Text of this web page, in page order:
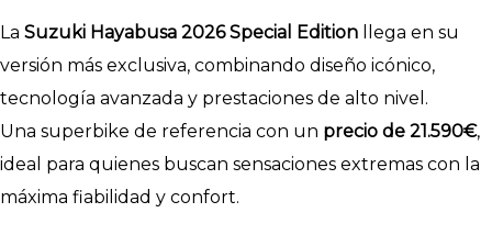
La Suzuki Hayabusa 2026 Special Edition llega en su
versión más exclusiva, combinando diseño icónico,
tecnología avanzada y prestaciones de alto nivel.
Una superbike de referencia con un precio de 21.590€,
ideal para quienes buscan sensaciones extremas con la
máxima fiabilidad y confort.